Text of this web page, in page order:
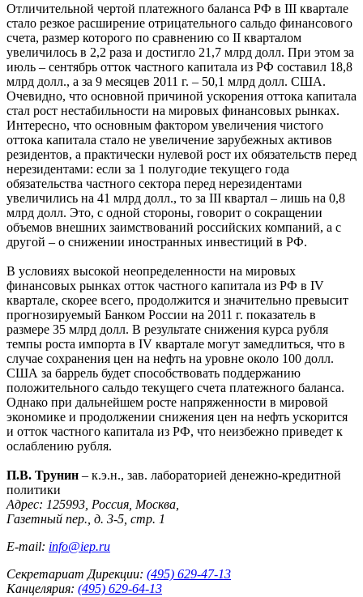
Отличительной чертой платежного баланса РФ в III квартале
стало резкое расширение отрицательного сальдо финансового
счета, размер которого по сравнению со II кварталом
увеличилось в 2,2 раза и достигло 21,7 млрд долл. При этом за
июль – сентябрь отток частного капитала из РФ составил 18,8
млрд долл., а за 9 месяцев 2011 г. – 50,1 млрд долл. США.
Очевидно, что основной причиной ускорения оттока капитала
стал рост нестабильности на мировых финансовых рынках.
Интересно, что основным фактором увеличения чистого
оттока капитала стало не увеличение зарубежных активов
резидентов, а практически нулевой рост их обязательств перед
нерезидентами: если за 1 полугодие текущего года
обязательства частного сектора перед нерезидентами
увеличились на 41 млрд долл., то за III квартал – лишь на 0,8
млрд долл. Это, с одной стороны, говорит о сокращении
объемов внешних заимствований российских компаний, а с
другой – о снижении иностранных инвестиций в РФ.
В условиях высокой неопределенности на мировых
финансовых рынках отток частного капитала из РФ в IV
квартале, скорее всего, продолжится и значительно превысит
прогнозируемый Банком России на 2011 г. показатель в
размере 35 млрд долл. В результате снижения курса рубля
темпы роста импорта в IV квартале могут замедлиться, что в
случае сохранения цен на нефть на уровне около 100 долл.
США за баррель будет способствовать поддержанию
положительного сальдо текущего счета платежного баланса.
Однако при дальнейшем росте напряженности в мировой
экономике и продолжении снижения цен на нефть ускорится
и отток частного капитала из РФ, что неизбежно приведет к
ослаблению рубля.
П.В. Трунин – к.э.н., зав. лабораторией денежно-кредитной
политики
Адрес: 125993, Россия, Москва,
Газетный пер., д. 3-5, стр. 1
E-mail: info@iep.ru
Секретариат Дирекции: (495) 629-47-13
Канцелярия: (495) 629-64-13